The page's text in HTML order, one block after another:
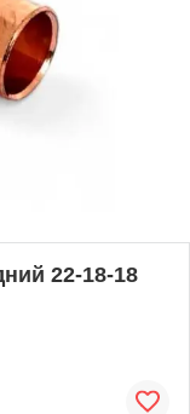
22-18-18